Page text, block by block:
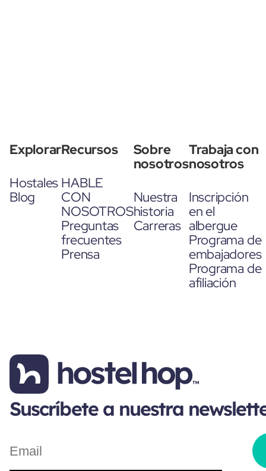
Explorar
Hostales
Blog
Recursos
HABLE
CON
NOSOTROS
Preguntas
frecuentes
Prensa
Sobre
nosotros
Nuestra
historia
Carreras
Trabaja con
nosotros
Inscripción
en el
albergue
Programa de
embajadores
Programa de
afiliación
Suscríbete a nuestra